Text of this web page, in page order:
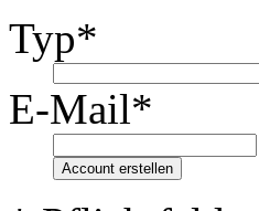
Typ*
E-Mail*
Account erstellen